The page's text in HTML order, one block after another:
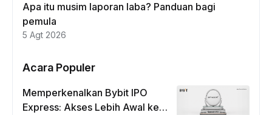
Apa itu musim laporan laba? Panduan bagi
pemula
5 Agt 2026
Acara Populer
Memperkenalkan Bybit IPO
Express: Akses Lebih Awal ke